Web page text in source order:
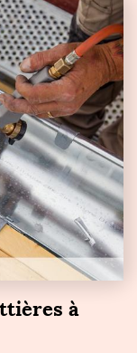
à